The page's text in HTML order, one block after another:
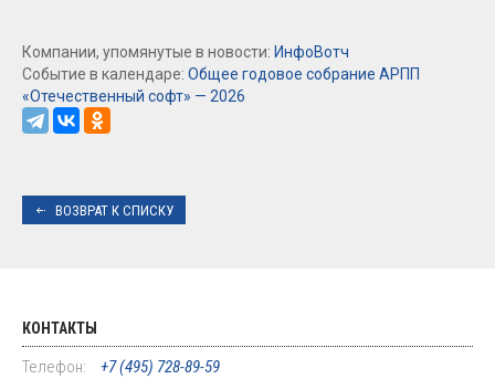
Компании, упомянутые в новости: ИнфоВотч
Событие в календаре: Общее годовое собрание АРПП
«Отечественный софт» — 2026
ВОЗВРАТ К СПИСКУ
КОНТАКТЫ
Телефон:
+7 (495) 728-89-59